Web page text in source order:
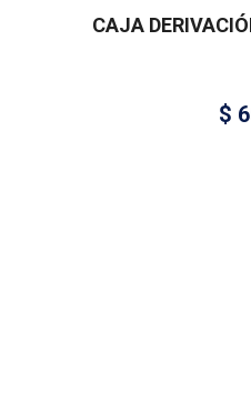
CAJA
$